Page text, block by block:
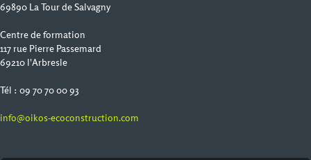
69890 La Tour de Salvagny
Centre de formation
117 rue Pierre Passemard
69210 l'Arbresle
Tél : 09 70 70 00 93
info@oikos-ecoconstruction.com